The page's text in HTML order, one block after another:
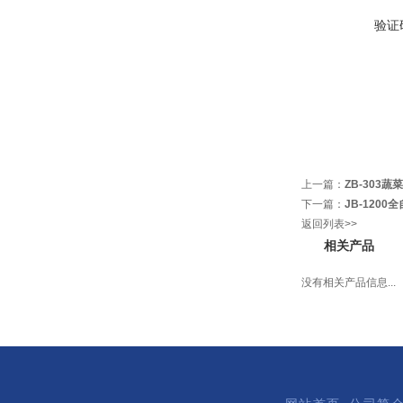
验证
上一篇： ZB-303蔬
下一篇： JB-1200全
返回列表>>
相关产品
没有相关产品信息...